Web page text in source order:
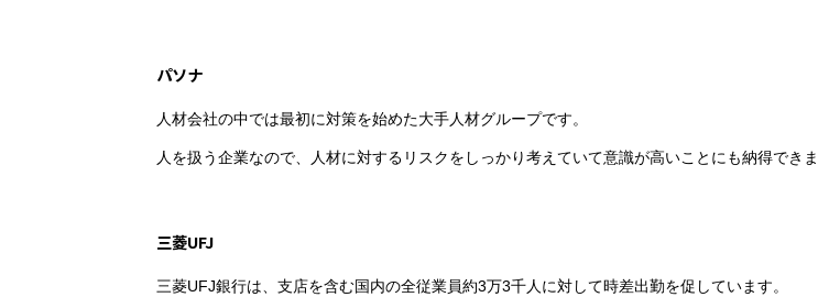
パソナ
人材会社の中では最初に対策を始めた大手人材グループです。
人を扱う企業なので、人材に対するリスクをしっかり考えていて意識が高いことにも納得できま
三菱UFJ
三菱UFJ銀行は、支店を含む国内の全従業員約3万3千人に対して時差出勤を促しています。